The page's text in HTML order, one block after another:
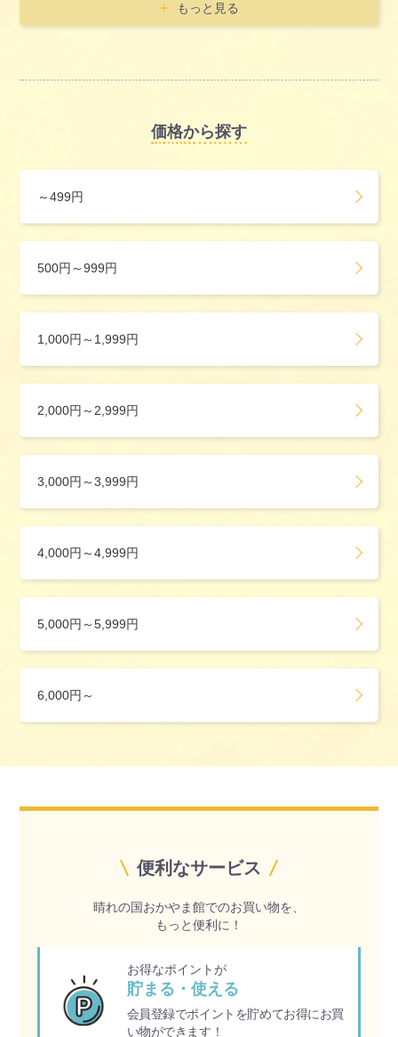
もっと見る
価格から探す
～499円
500円～999円
1,000円～1,999円
2,000円～2,999円
3,000円～3,999円
4,000円～4,999円
5,000円～5,999円
6,000円～
便利なサービス
晴れの国おかやま館でのお買い物を、
もっと便利に！
お得なポイントが
貯まる・使える
会員登録でポイントを貯めてお得にお買
い物ができます！